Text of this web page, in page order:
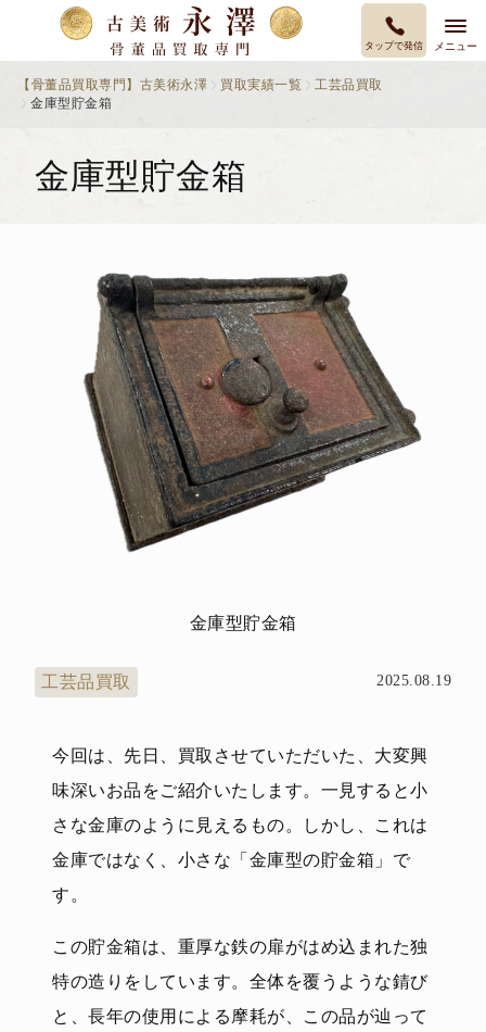
タップで発信 メニュー
【骨董品買取専門】古美術永澤 買取実績一覧
工芸品買取
金庫型貯金箱
金庫型貯金箱
金庫型貯金箱
工芸品買取 2025.08.19
今回は、先日、買取させていただいた、大変興
味深いお品をご紹介いたします。一見すると小
さな金庫のように見えるもの。しかし、これは
金庫ではなく、小さな「金庫型の貯金箱」で
す。
この貯金箱は、重厚な鉄の扉がはめ込まれた独
特の造りをしています。全体を覆うような錆び
と、長年の使用による摩耗が、この品が辿って